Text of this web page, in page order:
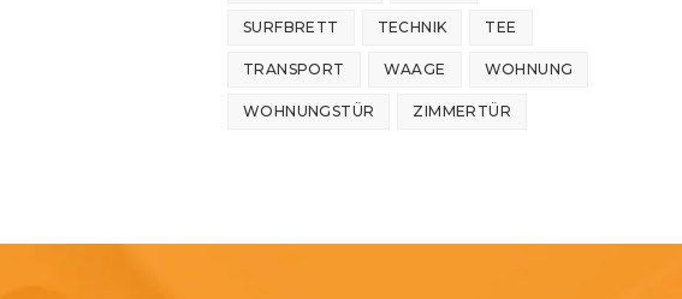
SURFBRETT TECHNIK TEE
TRANSPORT WAAGE WOHNUNG
WOHNUNGSTÜR ZIMMERTÜR